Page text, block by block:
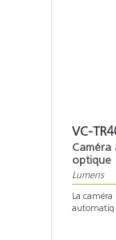
VC-
Caméra
optique
Lumens
La caméra
automatiq